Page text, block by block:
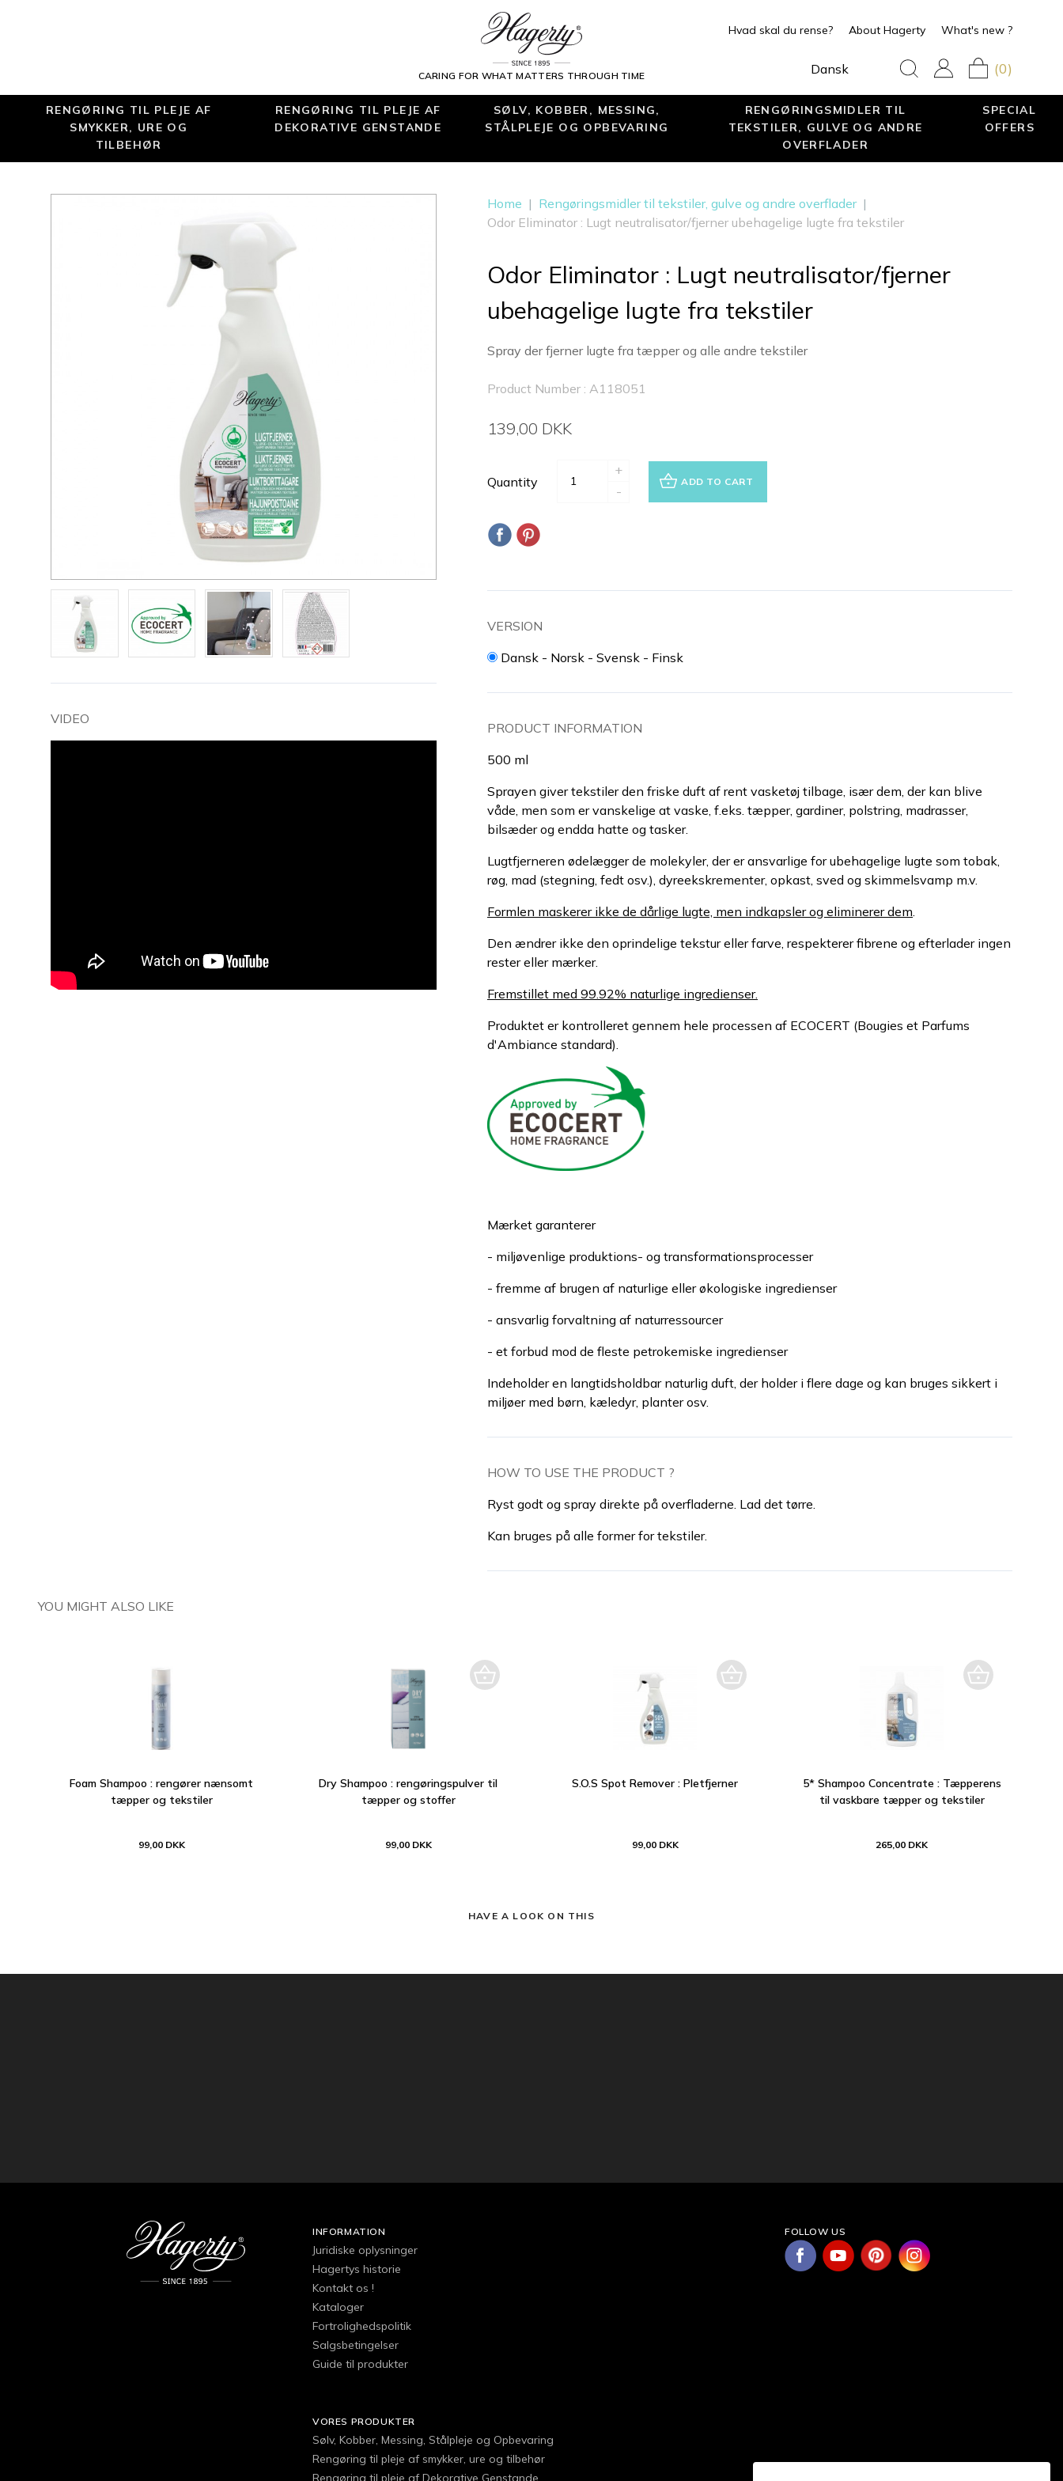
CARING FOR WHAT MATTERS THROUGH TIME
Hvad skal du rense? About Hagerty What's new ?
Dansk (0)
RENGØRING TIL PLEJE AF
SMYKKER, URE OG
TILBEHØR
RENGØRING TIL PLEJE AF
DEKORATIVE GENSTANDE
SØLV, KOBBER, MESSING,
STÅLPLEJE OG OPBEVARING
RENGØRINGSMIDLER TIL
TEKSTILER, GULVE OG ANDRE
OVERFLADER
SPECIAL
OFFERS
VIDEO
Home | Rengøringsmidler til tekstiler, gulve og andre overflader |
Odor Eliminator : Lugt neutralisator/fjerner ubehagelige lugte fra tekstiler
Odor Eliminator : Lugt neutralisator/fjerner
ubehagelige lugte fra tekstiler
Spray der fjerner lugte fra tæpper og alle andre tekstiler
Product Number : A118051
139,00 DKK
Quantity
+
-
ADD TO CART
VERSION
Dansk - Norsk - Svensk - Finsk
PRODUCT INFORMATION
500 ml
Sprayen giver tekstiler den friske duft af rent vasketøj tilbage, især dem, der kan blive
våde, men som er vanskelige at vaske, f.eks. tæpper, gardiner, polstring, madrasser,
bilsæder og endda hatte og tasker.
Lugtfjerneren ødelægger de molekyler, der er ansvarlige for ubehagelige lugte som tobak,
røg, mad (stegning, fedt osv.), dyreekskrementer, opkast, sved og skimmelsvamp m.v.
Formlen maskerer ikke de dårlige lugte, men indkapsler og eliminerer dem.
Den ændrer ikke den oprindelige tekstur eller farve, respekterer fibrene og efterlader ingen
rester eller mærker.
Fremstillet med 99.92% naturlige ingredienser.
Produktet er kontrolleret gennem hele processen af ECOCERT (Bougies et Parfums
d'Ambiance standard).
Mærket garanterer
- miljøvenlige produktions- og transformationsprocesser
- fremme af brugen af naturlige eller økologiske ingredienser
- ansvarlig forvaltning af naturressourcer
- et forbud mod de fleste petrokemiske ingredienser
Indeholder en langtidsholdbar naturlig duft, der holder i flere dage og kan bruges sikkert i
miljøer med børn, kæledyr, planter osv.
HOW TO USE THE PRODUCT ?
Ryst godt og spray direkte på overfladerne. Lad det tørre.
Kan bruges på alle former for tekstiler.
YOU MIGHT ALSO LIKE
Foam Shampoo : rengører nænsomt
tæpper og tekstiler
99,00 DKK
Dry Shampoo : rengøringspulver til
tæpper og stoffer
99,00 DKK
S.O.S Spot Remover : Pletfjerner
99,00 DKK
5* Shampoo Concentrate : Tæpperens
til vaskbare tæpper og tekstiler
265,00 DKK
HAVE A LOOK ON THIS
INFORMATION
Juridiske oplysninger
Hagertys historie
Kontakt os !
Kataloger
Fortrolighedspolitik
Salgsbetingelser
Guide til produkter
VORES PRODUKTER
Sølv, Kobber, Messing, Stålpleje og Opbevaring
Rengøring til pleje af smykker, ure og tilbehør
Rengøring til pleje af Dekorative Genstande
FOLLOW US